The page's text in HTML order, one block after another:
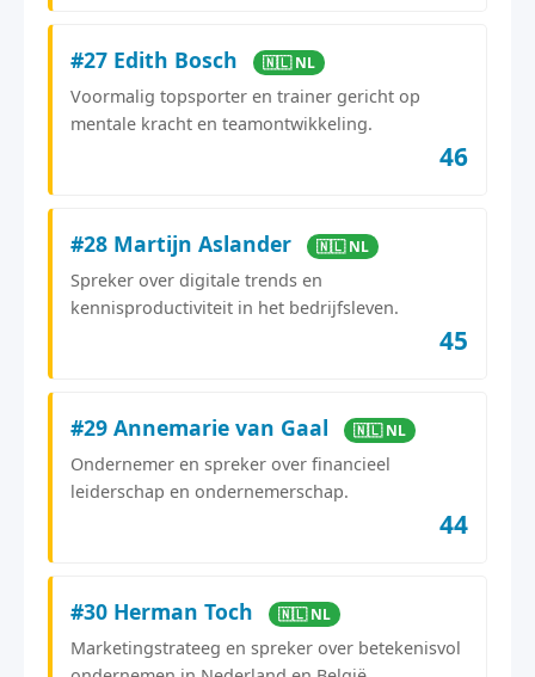
#27 Edith Bosch 🇳🇱 NL
Voormalig topsporter en trainer gericht op
mentale kracht en teamontwikkeling.
46
#28 Martijn Aslander 🇳🇱 NL
Spreker over digitale trends en
kennisproductiviteit in het bedrijfsleven.
45
#29 Annemarie van Gaal 🇳🇱 NL
Ondernemer en spreker over financieel
leiderschap en ondernemerschap.
44
#30 Herman Toch 🇳🇱 NL
Marketingstrateeg en spreker over betekenisvol